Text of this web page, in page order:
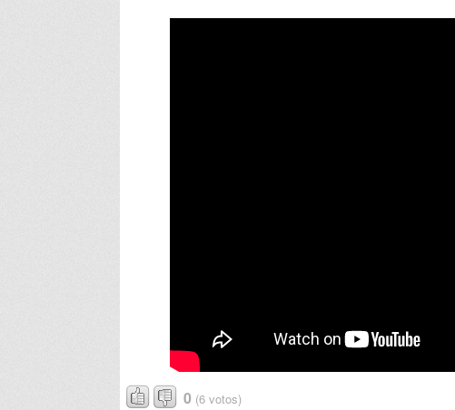
0 (6 votos)